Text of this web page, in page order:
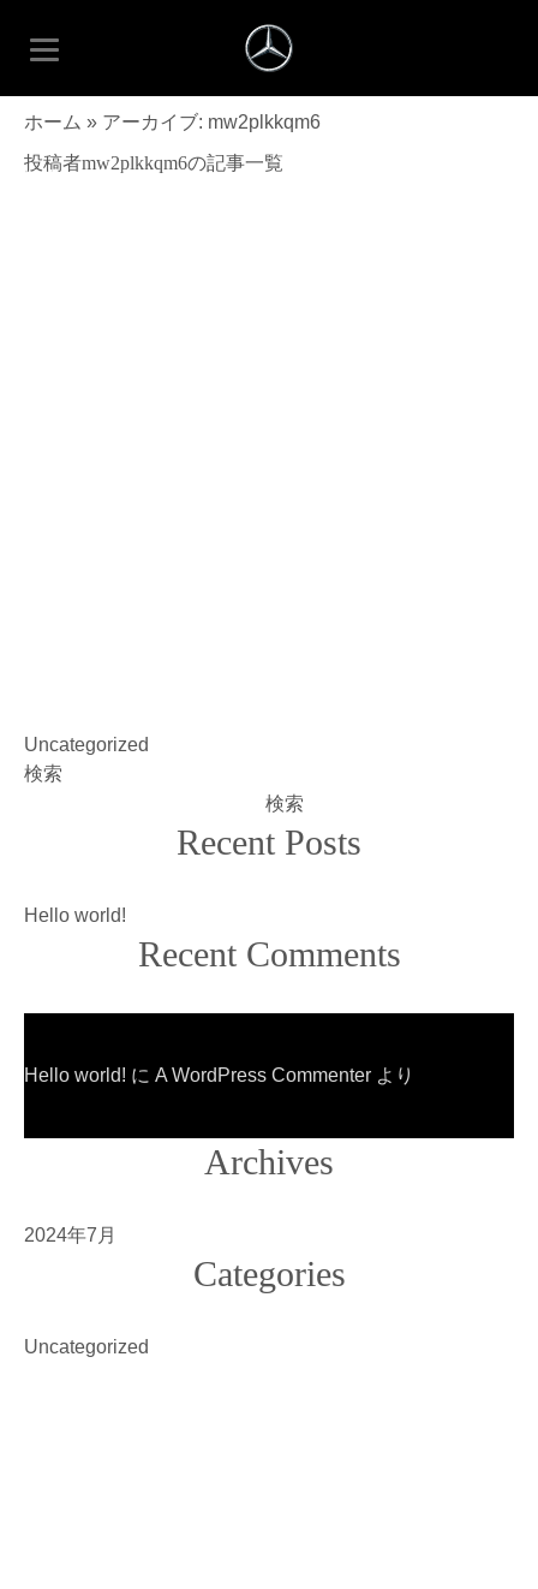
ホーム » アーカイブ: mw2plkkqm6
投稿者mw2plkkqm6の記事一覧
Hello world!
Uncategorized
検索
検索
Recent Posts
Hello world!
Recent Comments
Hello world! に A WordPress Commenter より
Archives
2024年7月
Categories
Uncategorized